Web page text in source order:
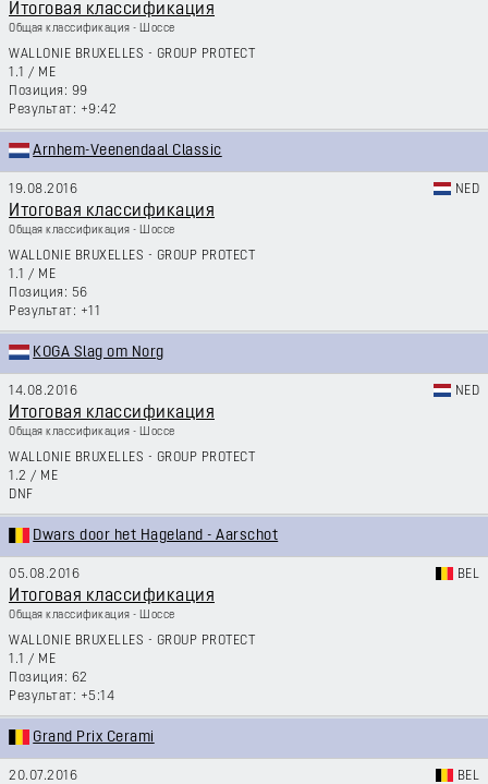
Итоговая классификация
Общая классификация - Шоссе
WALLONIE BRUXELLES - GROUP PROTECT
1.1 / ME
99
+9:42
Arnhem-Veenendaal Classic
19.08.2016 NED
Итоговая классификация
Общая классификация - Шоссе
WALLONIE BRUXELLES - GROUP PROTECT
1.1 / ME
56
+11
KOGA Slag om Norg
14.08.2016 NED
Итоговая классификация
Общая классификация - Шоссе
WALLONIE BRUXELLES - GROUP PROTECT
1.2 / ME
DNF
Dwars door het Hageland - Aarschot
05.08.2016 BEL
Итоговая классификация
Общая классификация - Шоссе
WALLONIE BRUXELLES - GROUP PROTECT
1.1 / ME
62
+5:14
Grand Prix Cerami
20.07.2016 BEL